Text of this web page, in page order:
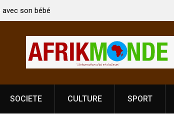
Singh à
de
Côte d’Ivoire, l’opérateur
prononce
SOCIETE CULTURE SPORT